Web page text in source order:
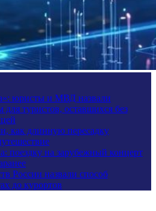
юристы и МВД назвали
туристов, оставшихся без
как длинную пересадку
поездку на зарубежный концерт
России назвали способ
до курортов